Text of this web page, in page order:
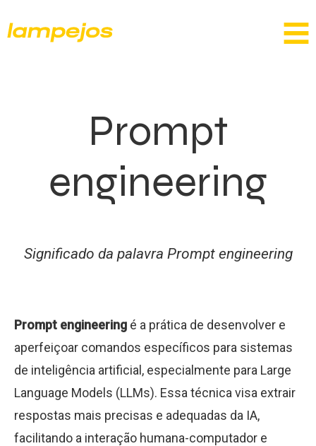
Prompt
engineering
Significado da palavra Prompt engineering
Prompt engineering é a prática de desenvolver e
aperfeiçoar comandos específicos para sistemas
de inteligência artificial, especialmente para Large
Language Models (LLMs). Essa técnica visa extrair
respostas mais precisas e adequadas da IA,
facilitando a interação humana-computador e